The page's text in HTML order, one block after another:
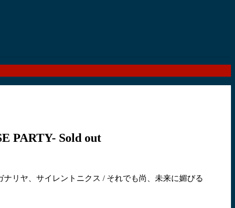
PARTY- Sold out
ナリヤ、サイレントニクス / それでも尚、未来に媚びる